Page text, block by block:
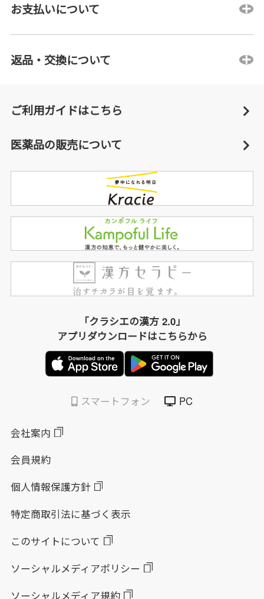
お支払いについて
返品・交換について
ご利用ガイドはこちら
医薬品の販売について
「クラシエの漢方 2.0」
アプリダウンロードはこちらから
スマートフォン PC
会社案内
会員規約
個人情報保護方針
特定商取引法に基づく表示
このサイトについて
ソーシャルメディアポリシー
ソーシャルメディア規約